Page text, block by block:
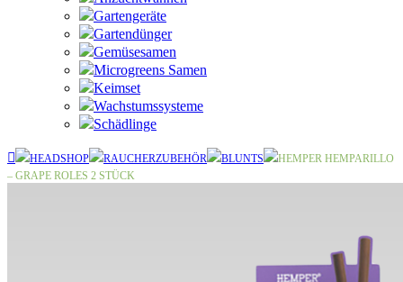
Gartengeräte
Gartendünger
Gemüsesamen
Microgreens Samen
Keimset
Wachstumssysteme
Schädlinge
HEADSHOP RAUCHERZUBEHÖR BLUNTS
HEMPER HEMPARILLO
– GRAPE ROLES 2 STÜCK